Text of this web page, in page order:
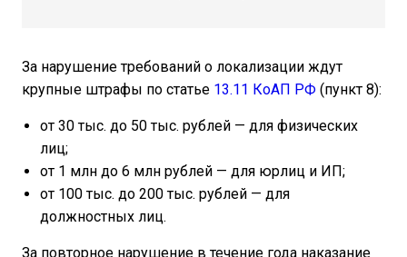
За нарушение требований о локализации ждут
крупные штрафы по статье 13.11 КоАП РФ (пункт 8):
от 30 тыс. до 50 тыс. рублей — для физических
лиц;
от 1 млн до 6 млн рублей — для юрлиц и ИП;
от 100 тыс. до 200 тыс. рублей — для
должностных лиц.
За повторное нарушение в течение года наказание